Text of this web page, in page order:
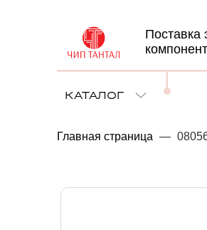
Поставка
КАТАЛОГ
Главная страница —